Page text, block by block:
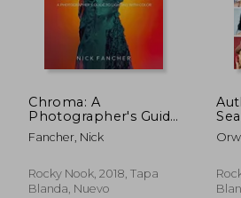
Chroma: A
Photographer's Guide
to Lighting With
Color (en Inglés)
Fancher, Nick
Rocky Nook, 2018, Tapa
Blanda, Nuevo